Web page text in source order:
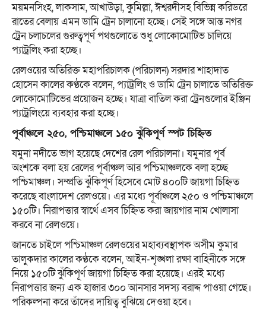
ময়মনসিংহ, লাকসাম, আখাউড়া, কুমিল্লা, ঈশ্বরদীসহ বিভিন্ন করিডরে
রাতের বেলায় এমন ডামি ট্রেন চালানো হচ্ছে। সেই সঙ্গে আন্ত নগর
ট্রেন চলাচলের গুরুত্বপূর্ণ পথগুলোতে শুধু লোকোমোটিভ চালিয়ে
প্যাট্রলিং করা হচ্ছে।
রেলওয়ের অতিরিক্ত মহাপরিচালক (পরিচালন) সরদার শাহাদাত
হোসেন কালের কণ্ঠকে বলেন, প্যাট্রলিং ও ডামি ট্রেন চালাতে অতিরিক্ত
লোকোমোটিভের প্রয়োজন হচ্ছে। যাত্রা বাতিল করা ট্রেনগুলোর ইঞ্জিন
প্যাট্রলিংয়ে ব্যবহার করা হচ্ছে।
পূর্বাঞ্চলে ২৫০, পশ্চিমাঞ্চলে ১৫০ ঝুঁকিপূর্ণ স্পট চিহ্নিত
যমুনা নদীতে ভাগ হয়েছে দেশের রেল পরিচালনা। যমুনার পূর্ব
অংশকে বলা হয় রেলের পূর্বাঞ্চল আর পশ্চিমাঞ্চলকে বলা হচ্ছে
পশ্চিমাঞ্চল। সম্প্রতি ঝুঁকিপূর্ণ হিসেবে মোট ৪০০টি জায়গা চিহ্নিত
করেছে বাংলাদেশ রেলওয়ে। এর মধ্যে পূর্বাঞ্চলে ২৫০ ও পশ্চিমাঞ্চলে
১৫০টি। নিরাপত্তার স্বার্থে এসব চিহ্নিত করা জায়গার নাম খোলাসা
করবে না রেলওয়ে।
জানতে চাইলে পশ্চিমাঞ্চল রেলওয়ের মহাব্যবস্থাপক অসীম কুমার
তালুকদার কালের কণ্ঠকে বলেন, আইন-শৃঙ্খলা রক্ষা বাহিনীকে সঙ্গে
নিয়ে ১৫০টি ঝুঁকিপূর্ণ জায়গা চিহ্নিত করা হয়েছে। এরই মধ্যে
নিরাপত্তার জন্য এক হাজার ৩০০ আনসার সদস্য বরাদ্দ পাওয়া গেছে।
পরিকল্পনা করে তাঁদের দায়িত্ব বুঝিয়ে দেওয়া হবে।